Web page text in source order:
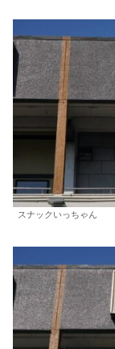
スナックいっちゃん